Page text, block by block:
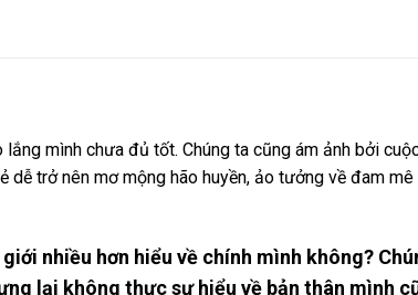
mình chưa đủ tốt. Chúng ta cũng ám ảnh bởi
trở nên mơ mộng hão huyền, ảo tưởng về đam
nhiều hơn hiểu về chính mình không?
lại không thực sự hiểu về bản thân mình